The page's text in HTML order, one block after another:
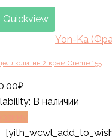
Quickview
Yon-Ka
крем Creme 155
₽
В наличии